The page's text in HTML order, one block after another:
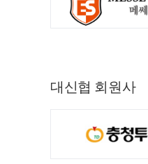
대신협 회원사